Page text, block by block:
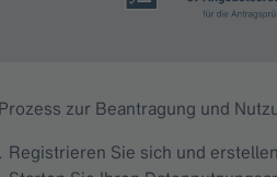
zur Beantragung und
Registrieren Sie sich und